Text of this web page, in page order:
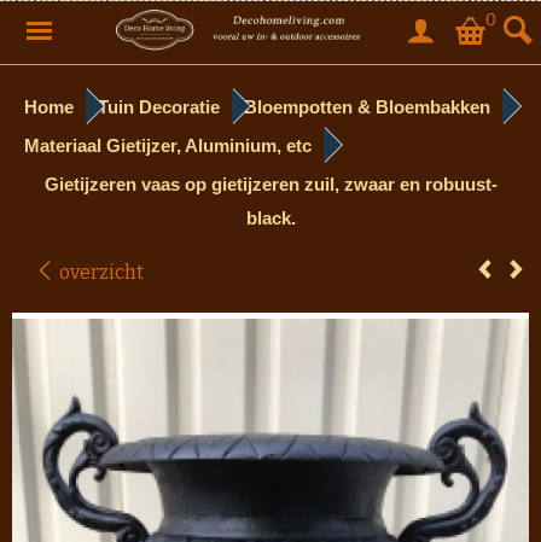
0
Home Tuin Decoratie
Bloempotten & Bloembakken
Materiaal Gietijzer, Aluminium, etc
Gietijzeren vaas op gietijzeren zuil, zwaar en robuust-
black.
overzicht